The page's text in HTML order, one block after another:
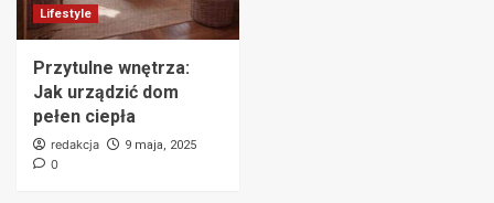
Lifestyle
Przytulne wnętrza:
Jak urządzić dom
pełen ciepła
redakcja 9 maja, 2025
0